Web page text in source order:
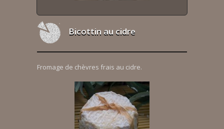
Bicottin au cidre
Fromage de chèvres frais au cidre.